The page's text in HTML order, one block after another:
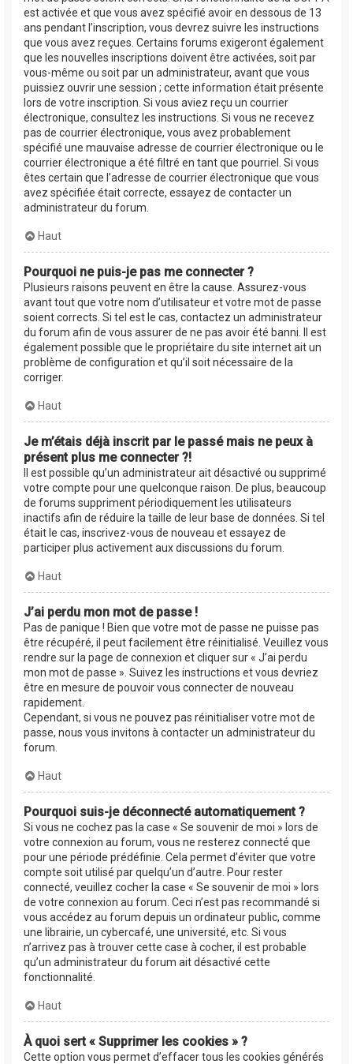
est activée et que vous avez spécifié avoir en dessous de 13
ans pendant l’inscription, vous devrez suivre les instructions
que vous avez reçues. Certains forums exigeront également
que les nouvelles inscriptions doivent être activées, soit par
vous-même ou soit par un administrateur, avant que vous
puissiez ouvrir une session ; cette information était présente
lors de votre inscription. Si vous aviez reçu un courrier
électronique, consultez les instructions. Si vous ne recevez
pas de courrier électronique, vous avez probablement
spécifié une mauvaise adresse de courrier électronique ou le
courrier électronique a été filtré en tant que pourriel. Si vous
êtes certain que l’adresse de courrier électronique que vous
avez spécifiée était correcte, essayez de contacter un
administrateur du forum.
Haut
Pourquoi ne puis-je pas me connecter ?
Plusieurs raisons peuvent en être la cause. Assurez-vous
avant tout que votre nom d’utilisateur et votre mot de passe
soient corrects. Si tel est le cas, contactez un administrateur
du forum afin de vous assurer de ne pas avoir été banni. Il est
également possible que le propriétaire du site internet ait un
problème de configuration et qu’il soit nécessaire de la
corriger.
Haut
Je m’étais déjà inscrit par le passé mais ne peux à
présent plus me connecter ?!
Il est possible qu’un administrateur ait désactivé ou supprimé
votre compte pour une quelconque raison. De plus, beaucoup
de forums suppriment périodiquement les utilisateurs
inactifs afin de réduire la taille de leur base de données. Si tel
était le cas, inscrivez-vous de nouveau et essayez de
participer plus activement aux discussions du forum.
Haut
J’ai perdu mon mot de passe !
Pas de panique ! Bien que votre mot de passe ne puisse pas
être récupéré, il peut facilement être réinitialisé. Veuillez vous
rendre sur la page de connexion et cliquer sur « J’ai perdu
mon mot de passe ». Suivez les instructions et vous devriez
être en mesure de pouvoir vous connecter de nouveau
rapidement.
Cependant, si vous ne pouvez pas réinitialiser votre mot de
passe, nous vous invitons à contacter un administrateur du
forum.
Haut
Pourquoi suis-je déconnecté automatiquement ?
Si vous ne cochez pas la case « Se souvenir de moi » lors de
votre connexion au forum, vous ne resterez connecté que
pour une période prédéfinie. Cela permet d’éviter que votre
compte soit utilisé par quelqu’un d’autre. Pour rester
connecté, veuillez cocher la case « Se souvenir de moi » lors
de votre connexion au forum. Ceci n’est pas recommandé si
vous accédez au forum depuis un ordinateur public, comme
une librairie, un cybercafé, une université, etc. Si vous
n’arrivez pas à trouver cette case à cocher, il est probable
qu’un administrateur du forum ait désactivé cette
fonctionnalité.
Haut
À quoi sert « Supprimer les cookies » ?
Cette option vous permet d’effacer tous les cookies générés